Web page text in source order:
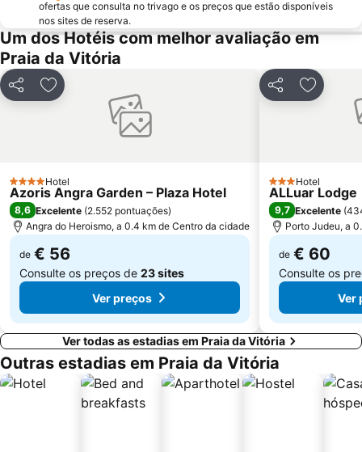
ofertas que consulta no trivago e os preços que estão disponíveis
nos sites de reserva.
Um dos Hotéis com melhor avaliação em
Praia da Vitória
PartilharAdicionar aos favoritos
4 Estrelas
Hotel
Azoris Angra Garden – Plaza Hotel
8,6 Excelente (2.552 pontuações)
Angra do Heroismo, a 0.4 km de Centro da cidade
de € 56
Consulte os preços de 23 sites
Ver preços
Partilhar
3 Estrelas
Hotel
ALLuar Lodge
9,7 Excelente (
Porto Judeu, a
de € 60
Consulte os
Ver
Ver todas as estadias em Praia da Vitória
Outras estadias em Praia da Vitória